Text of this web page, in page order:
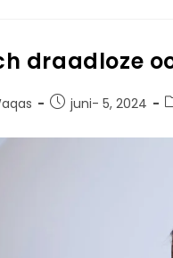
draadloze
juni- 5, 2024